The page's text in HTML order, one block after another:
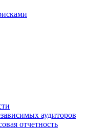
аудиторов
отчетность